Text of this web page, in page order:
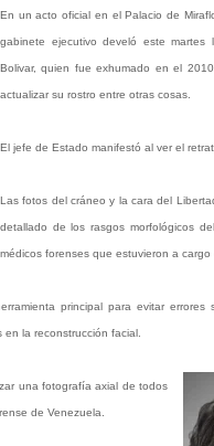
En un acto oficial en el Palacio de
gabinete ejecutivo develó este
Bolivar, quien fue exhumado en el
actualizar su rostro entre otras cosas.
El jefe de Estado manifestó al ver el
Las fotos del cráneo y la cara del
detallado de los rasgos morfológicos
médicos forenses que estuvieron a cargo
principal para evitar errores
la reconstrucción facial.
una fotografía axial de todos
de Venezuela.